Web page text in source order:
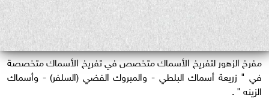
مفرخ الزهور لتفريخ الأسماك متخصص في تفريخ الأسماك متخصصة
في " زريعة أسماك البلطي - والمبروك الفضي (السلفر) - وأسماك
الزينه " .